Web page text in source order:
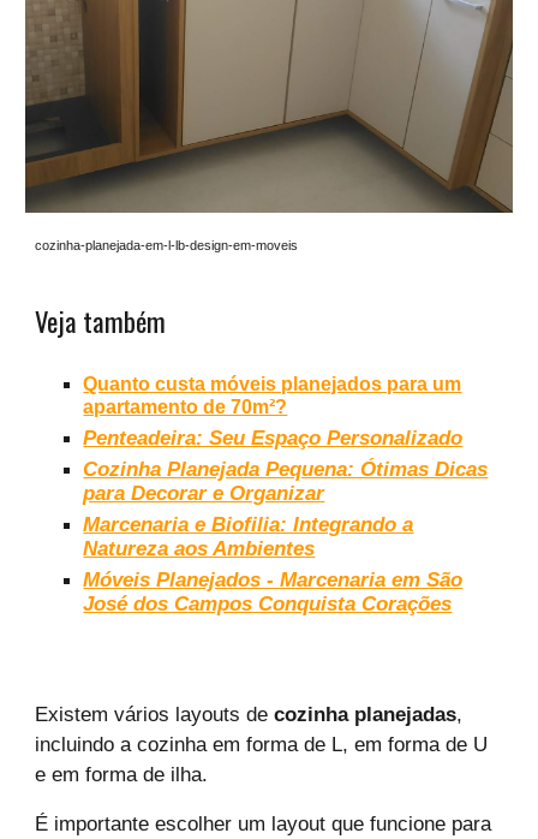
cozinha-planejada-em-l-lb-design-em-moveis
Veja também
Quanto custa móveis planejados para um
apartamento de 70m²?
Penteadeira: Seu Espaço Personalizado
Cozinha Planejada Pequena: Ótimas Dicas
para Decorar e Organizar
Marcenaria e Biofilia: Integrando a
Natureza aos Ambientes
Móveis Planejados - Marcenaria em São
José dos Campos Conquista Corações
Existem vários layouts decozinha planejadas,
incluindo a cozinha em forma de L, em forma de U
e em forma de ilha.
É importante escolher um layout que funcione para